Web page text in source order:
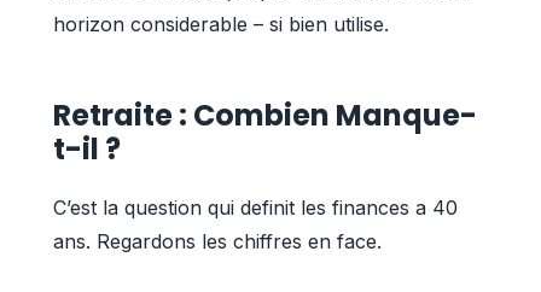
horizon considerable – si bien utilise.
Retraite : Combien Manque-
t-il ?
C’est la question qui definit les finances a 40
ans. Regardons les chiffres en face.